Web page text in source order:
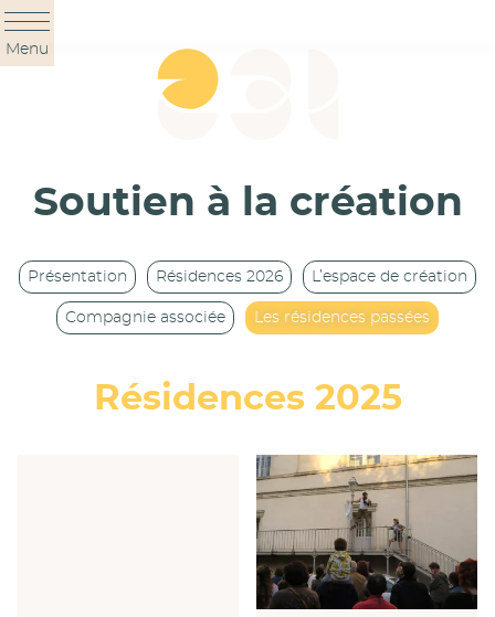
Panneau de gestion des cookies
Menu
Soutien à la création
Présentation Résidences 2026 L’espace de création
Compagnie associée Les résidences passées
Résidences 2025